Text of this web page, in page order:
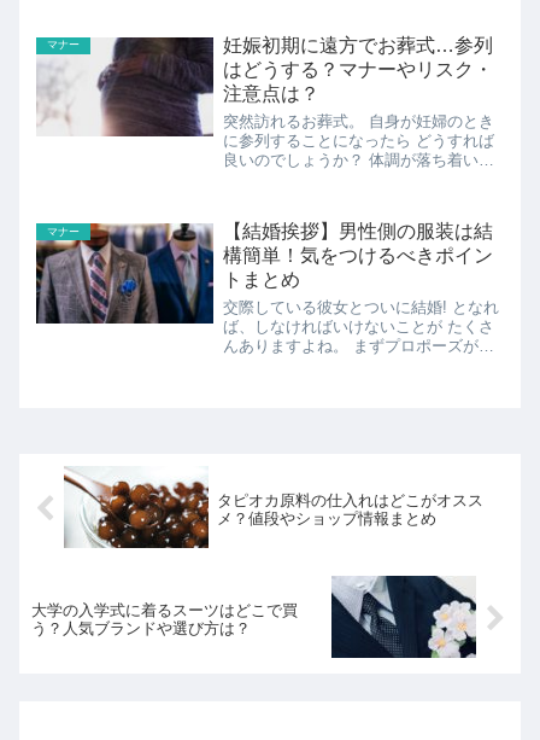
ていましたか？ 郵送するときは基本的
には糊付けし、 封をし...
マナー
妊娠初期に遠方でお葬式…参列
はどうする？マナーやリスク・
注意点は？
突然訪れるお葬式。 自身が妊婦のとき
に参列することになったら どうすれば
良いのでしょうか？ 体調が落ち着いて
でお葬式があったときは どうするのが
ベストなのでしょうか？ ...
マナー
【結婚挨拶】男性側の服装は結
構簡単！気をつけるべきポイン
トまとめ
交際している彼女とついに結婚! となれ
ば、しなければいけないことが たくさ
んありますよね。 まずプロポーズが成
タピオカ原料の仕入れはどこがオスス
メ？値段やショップ情報まとめ
大学の入学式に着るスーツはどこで買
う？人気ブランドや選び方は？